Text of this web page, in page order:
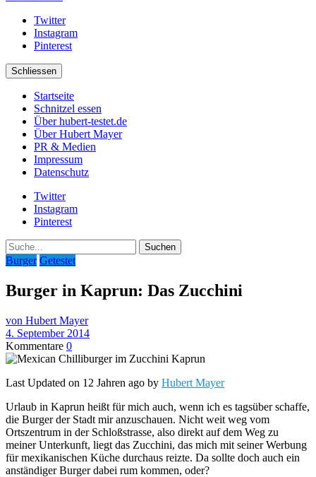
Twitter
Instagram
Pinterest
Schliessen
Startseite
Schnitzel essen
Über hubert-testet.de
Über Hubert Mayer
PR & Medien
Impressum
Datenschutz
Twitter
Instagram
Pinterest
Suche
Burger Getestet
Burger in Kaprun: Das Zucchini
von Hubert Mayer
4. September 2014
Kommentare 0
Last Updated on 12 Jahren ago by Hubert Mayer
Urlaub in Kaprun heißt für mich auch, wenn ich es tagsüber schaffe,
die Burger der Stadt mir anzuschauen. Nicht weit weg vom
Ortszentrum in der Schloßstrasse, also direkt auf dem Weg zu
meiner Unterkunft, liegt das Zucchini, das mich mit seiner Werbung
für mexikanischen Küche durchaus reizte. Da sollte doch auch ein
anständiger Burger dabei rum kommen, oder?